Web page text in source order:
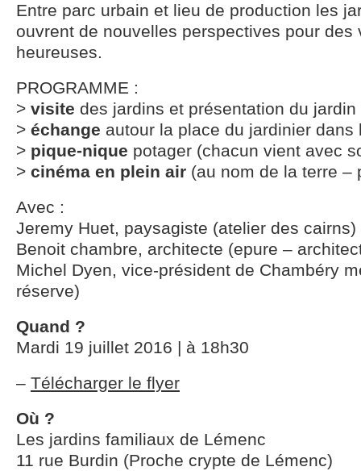
Entre parc urbain et lieu de production les
ouvrent de nouvelles perspectives pour des
heureuses.
PROGRAMME :
> visite des jardins et présentation du jardin
> échange autour la place du jardinier dans
> pique-nique potager (chacun vient avec
> cinéma en plein air (au nom de la terre –
Avec :
Jeremy Huet, paysagiste (atelier des cairns)
Benoit chambre, architecte (epure –
Michel Dyen, vice-président de Chambéry
réserve)
Quand ?
Mardi 19 juillet 2016 | à 18h30
– Télécharger le flyer
Où ?
Les jardins familiaux de Lémenc
11 rue Burdin (Proche crypte de Lémenc)